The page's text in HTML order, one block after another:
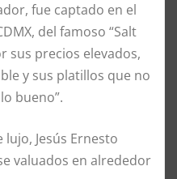
fue captado en el
del famoso “Salt
sus precios elevados,
y sus platillos que no
bueno”.
Jesús Ernesto
valuados en alrededor